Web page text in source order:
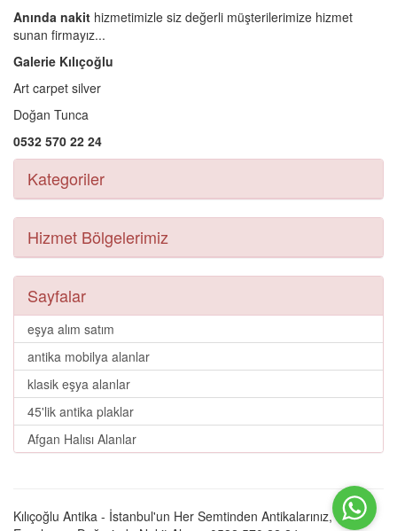
Anında nakit hizmetimizle siz değerli müşterilerimize hizmet
sunan firmayız...
Galerie Kılıçoğlu
Art carpet silver
Doğan Tunca
0532 570 22 24
Kategoriler
Hizmet Bölgelerimiz
Sayfalar
eşya alım satım
antika mobilya alanlar
klasik eşya alanlar
45'lik antika plaklar
Afgan Halısı Alanlar
Kılıçoğlu Antika - İstanbul'un Her Semtinden Antikalarınız, Eski